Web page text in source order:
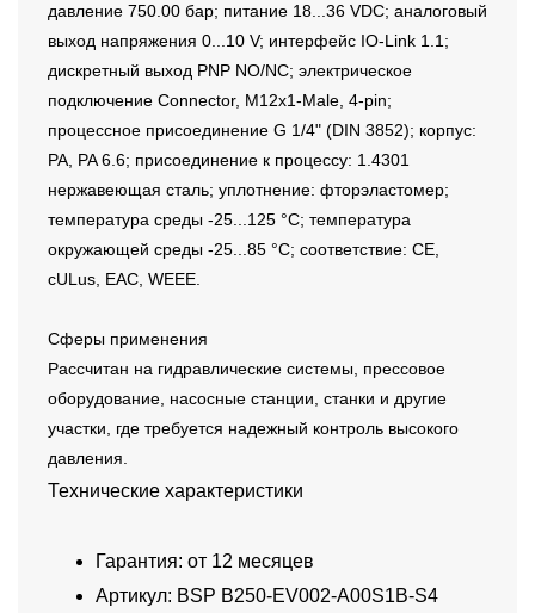
давление 750.00 бар; питание 18...36 VDC; аналоговый
выход напряжения 0...10 V; интерфейс IO-Link 1.1;
дискретный выход PNP NO/NC; электрическое
подключение Connector, M12x1-Male, 4-pin;
процессное присоединение G 1/4" (DIN 3852); корпус:
PA, PA 6.6; присоединение к процессу: 1.4301
нержавеющая сталь; уплотнение: фторэластомер;
температура среды -25...125 °C; температура
окружающей среды -25...85 °C; соответствие: CE,
cULus, EAC, WEEE.
Сферы применения
Рассчитан на гидравлические системы, прессовое
оборудование, насосные станции, станки и другие
участки, где требуется надежный контроль высокого
давления.
Технические характеристики
Гарантия: от 12 месяцев
Артикул: BSP B250-EV002-A00S1B-S4